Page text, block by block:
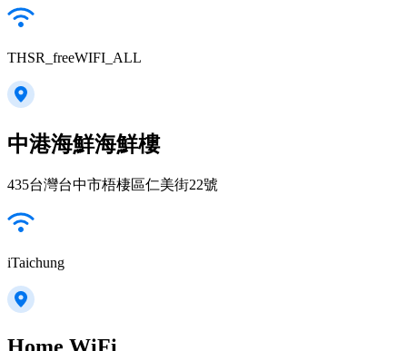
THSR_freeWIFI_ALL
中港海鮮海鮮樓
435台灣台中市梧棲區仁美街22號
iTaichung